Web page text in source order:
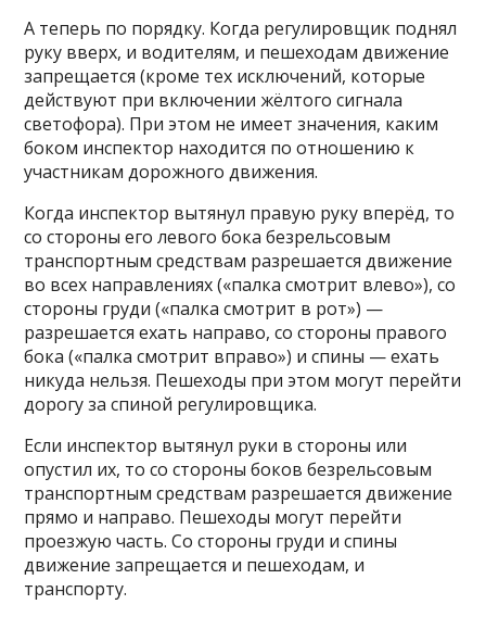
А теперь по порядку. Когда регулировщик поднял
руку вверх, и водителям, и пешеходам движение
запрещается (кроме тех исключений, которые
действуют при включении жёлтого сигнала
светофора). При этом не имеет значения, каким
боком инспектор находится по отношению к
участникам дорожного движения.
Когда инспектор вытянул правую руку вперёд, то
со стороны его левого бока безрельсовым
транспортным средствам разрешается движение
во всех направлениях («палка смотрит влево»), со
стороны груди («палка смотрит в рот») —
разрешается ехать направо, со стороны правого
бока («палка смотрит вправо») и спины — ехать
никуда нельзя. Пешеходы при этом могут перейти
дорогу за спиной регулировщика.
Если инспектор вытянул руки в стороны или
опустил их, то со стороны боков безрельсовым
транспортным средствам разрешается движение
прямо и направо. Пешеходы могут перейти
проезжую часть. Со стороны груди и спины
движение запрещается и пешеходам, и
транспорту.